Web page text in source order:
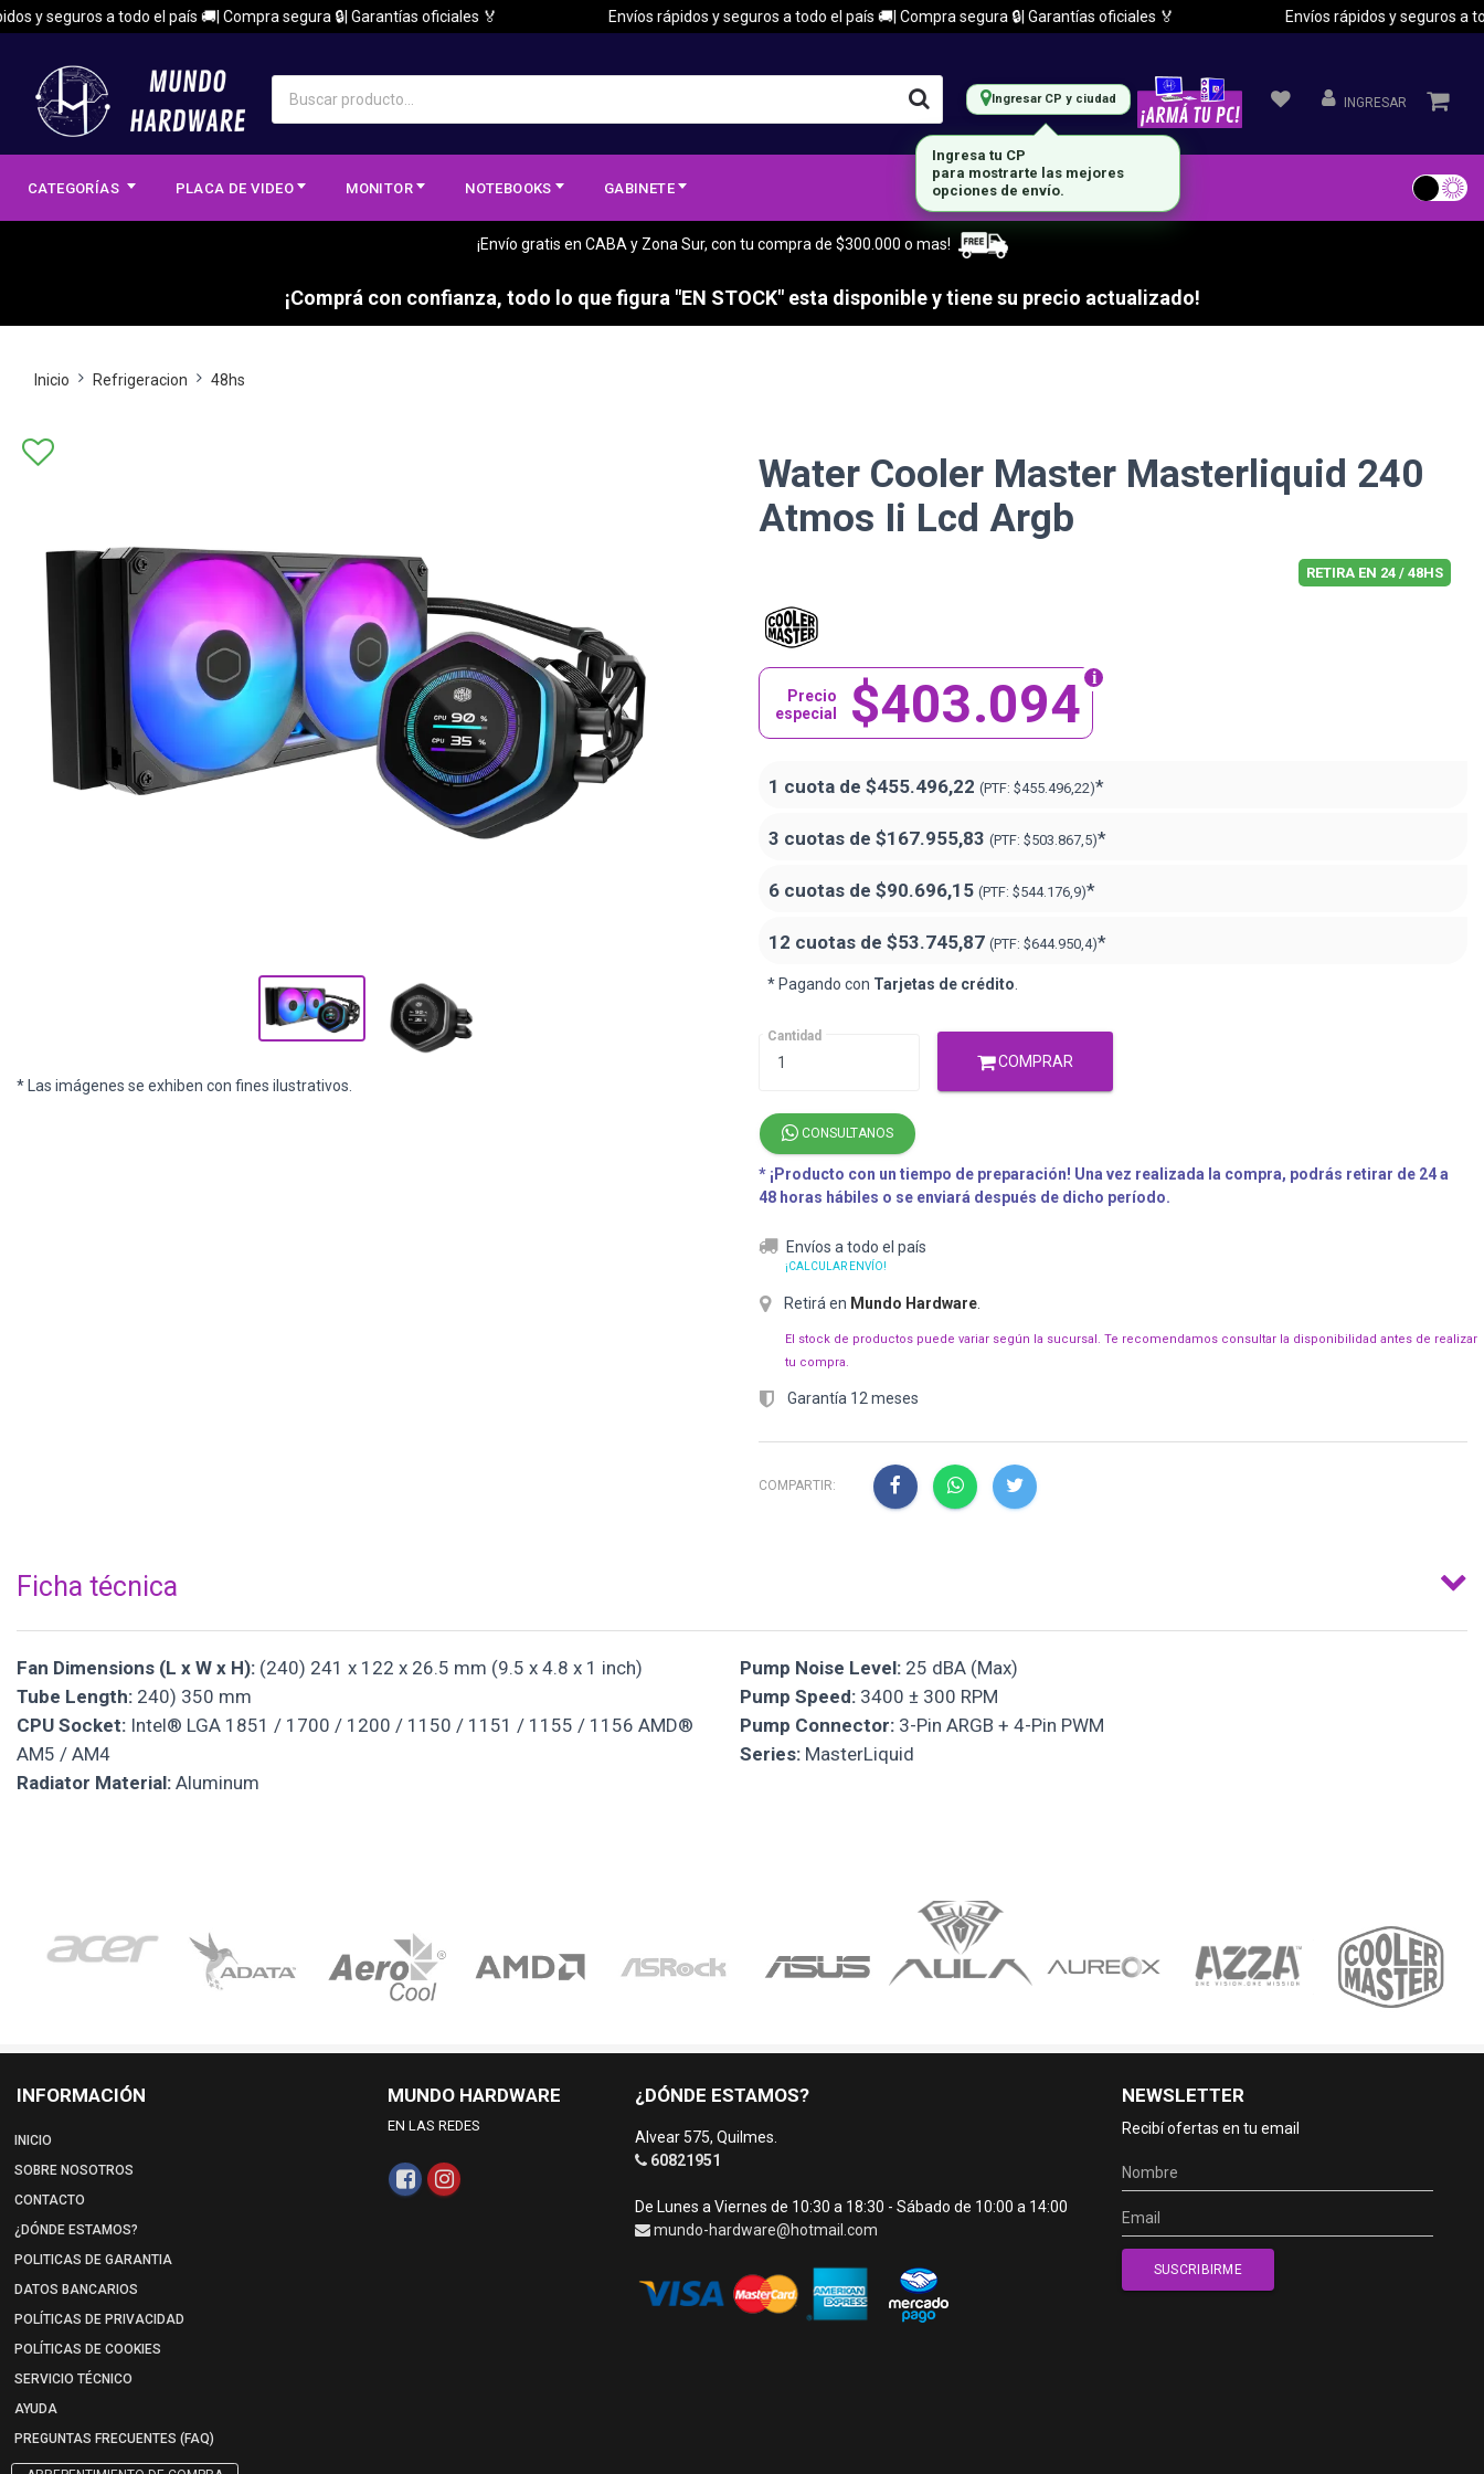
seguros a todo el país 🚚| Compra segura 🔒| Garantías oficiales 🏅 Envíos rápidos y seguros a todo el país 🚚| Compra segura 🔒| Garantías oficiales 🏅 Envíos rápidos y seguros a todo
Ingresar CP y ciudad INGRESAR
CATEGORÍAS PLACA DE VIDEO MONITOR NOTEBOOKS GABINETE
¡Envío gratis en CABA y Zona Sur, con tu compra de $300.000 o mas!
¡Comprá con confianza, todo lo que figura "EN STOCK" esta disponible y tiene su precio actualizado!
Inicio Refrigeracion 48hs
* Las imágenes se exhiben con fines ilustrativos.
Water Cooler Master Masterliquid 240
Atmos Ii Lcd Argb
RETIRA EN 24 / 48HS
$403.094
Precio
especial
1 cuota de $455.496,22 (PTF: $455.496,22)*
3 cuotas de $167.955,83 (PTF: $503.867,5)*
6 cuotas de $90.696,15 (PTF: $544.176,9)*
12 cuotas de $53.745,87 (PTF: $644.950,4)*
* Pagando con Tarjetas de crédito
Cantidad
COMPRAR
CONSULTANOS
* ¡Producto con un tiempo de preparación! Una vez realizada la compra, podrás retirar de 24 a
48 horas hábiles o se enviará después de dicho período.
Envíos a todo el país
¡CALCULAR ENVÍO!
Retirá en Mundo Hardware
El stock de productos puede variar según la sucursal. Te recomendamos consultar la disponibilidad antes de realizar
tu compra.
Garantía 12 meses
COMPARTIR:
Ficha técnica
Fan Dimensions (L x W x H): (240) 241 x 122 x 26.5 mm (9.5 x 4.8 x 1 inch)
Tube Length: 240) 350 mm
CPU Socket: Intel® LGA 1851 / 1700 / 1200 / 1150 / 1151 / 1155 / 1156 AMD®
AM5 / AM4
Radiator Material: Aluminum
Pump Noise Level:25 dBA (Max)
Pump Speed:3400 ± 300 RPM
Pump Connector:3-Pin ARGB + 4-Pin PWM
Series:MasterLiquid
INFORMACIÓN
INICIO
SOBRE NOSOTROS
CONTACTO
¿DÓNDE ESTAMOS?
POLITICAS DE GARANTIA
DATOS BANCARIOS
POLÍTICAS DE PRIVACIDAD
POLÍTICAS DE COOKIES
SERVICIO TÉCNICO
AYUDA
PREGUNTAS FRECUENTES (FAQ)
MUNDO HARDWARE
EN LAS REDES
¿DÓNDE ESTAMOS?
Alvear 575, Quilmes.
60821951
De Lunes a Viernes de 10:30 a 18:30 - Sábado de 10:00 a 14:00
mundo-hardware@hotmail.com
NEWSLETTER
Recibí ofertas en tu email
Ingresa tu CP
para mostrarte las mejores
opciones de envío.